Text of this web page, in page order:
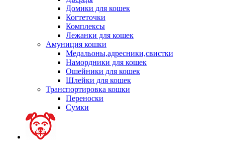
Домики для кошек
Когтеточки
Комплексы
Лежанки для кошек
Амуниция кошки
Медальоны,адресники,свистки
Намордники для кошек
Ошейники для кошек
Шлейки для кошек
Транспортировка кошки
Переноски
Сумки